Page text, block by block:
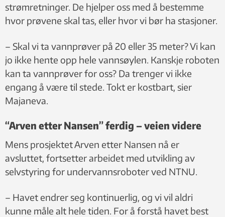
strømretninger. De hjelper oss med å bestemme
hvor prøvene skal tas, eller hvor vi bør ha stasjoner.
– Skal vi ta vannprøver på 20 eller 35 meter? Vi kan
jo ikke hente opp hele vannsøylen. Kanskje roboten
kan ta vannprøver for oss? Da trenger vi ikke
engang å være til stede. Tokt er kostbart, sier
Majaneva.
“Arven etter Nansen” ferdig – veien videre
Mens prosjektet Arven etter Nansen nå er
avsluttet, fortsetter arbeidet med utvikling av
selvstyring for undervannsroboter ved NTNU.
– Havet endrer seg kontinuerlig, og vi vil aldri
kunne måle alt hele tiden. For å forstå havet best